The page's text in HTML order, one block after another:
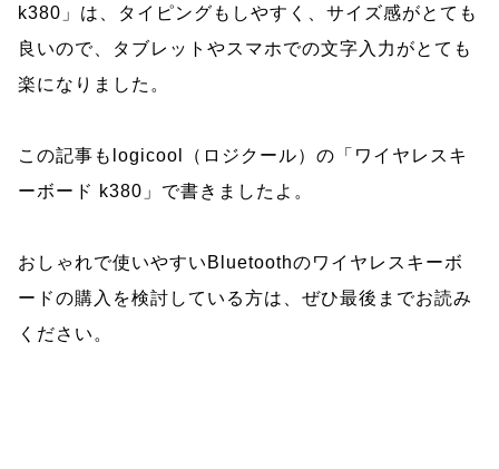
k380」は、タイピングもしやすく、サイズ感がとても
良いので、タブレットやスマホでの文字入力がとても
楽になりました。
この記事もlogicool（ロジクール）の「ワイヤレスキ
ーボード k380」で書きましたよ。
おしゃれで使いやすいBluetoothのワイヤレスキーボ
ードの購入を検討している方は、ぜひ最後までお読み
ください。